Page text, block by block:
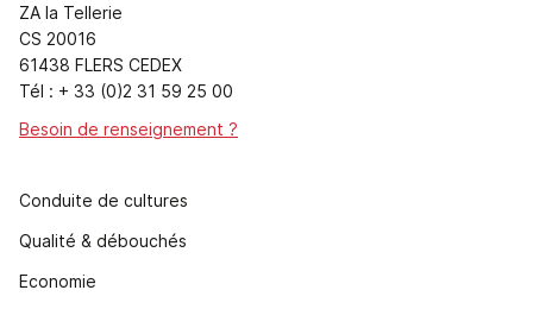
ZA la Tellerie
CS 20016
61438 FLERS CEDEX
Tél : + 33 (0)2 31 59 25 00
Besoin de renseignement ?
Conduite de cultures
Qualité & débouchés
Economie